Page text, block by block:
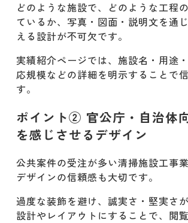
どのような施設で、どのような工程
ているか、写真・図面・説明文を通
える設計が不可欠です。
実績紹介ページでは、施設名・用途
応規模などの詳細を明示することで
す。
ポイント② 官公庁・自治体
を感じさせるデザイン
公共案件の受注が多い清掃施設工事業
デザインの信頼感も大切です。
過度な装飾を避け、誠実さ・堅実さ
設計やレイアウトにすることで、閲